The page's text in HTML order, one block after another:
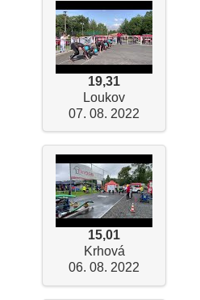
19,31
Loukov
07. 08. 2022
15,01
Krhová
06. 08. 2022